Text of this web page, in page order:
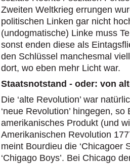
Zweiten Weltkrieg errungen
politischen Linken gar nicht
(undogmatische) Linke muss
sonst enden diese als
den Schlüssel manchesmal
dort, wo eben mehr Licht war.
Staatsnotstand - oder: von
Die ‘alte Revolution’ war
‘neue Revolution’ hingegen,
amerikanisches Produkt (und
Amerikanischen Revolution
meint Bourdieu die ‘Chicagoer
‘Chigago Boys’. Bei Chicago